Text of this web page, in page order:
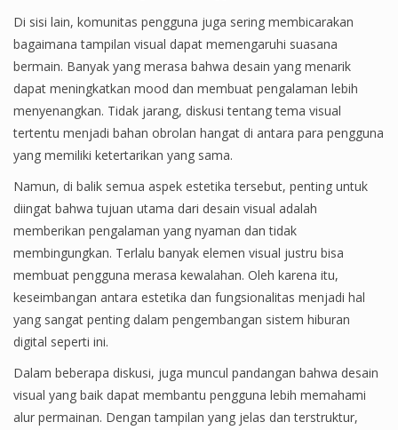
Di sisi lain, komunitas pengguna juga sering membicarakan
bagaimana tampilan visual dapat memengaruhi suasana
bermain. Banyak yang merasa bahwa desain yang menarik
dapat meningkatkan mood dan membuat pengalaman lebih
menyenangkan. Tidak jarang, diskusi tentang tema visual
tertentu menjadi bahan obrolan hangat di antara para pengguna
yang memiliki ketertarikan yang sama.
Namun, di balik semua aspek estetika tersebut, penting untuk
diingat bahwa tujuan utama dari desain visual adalah
memberikan pengalaman yang nyaman dan tidak
membingungkan. Terlalu banyak elemen visual justru bisa
membuat pengguna merasa kewalahan. Oleh karena itu,
keseimbangan antara estetika dan fungsionalitas menjadi hal
yang sangat penting dalam pengembangan sistem hiburan
digital seperti ini.
Dalam beberapa diskusi, juga muncul pandangan bahwa desain
visual yang baik dapat membantu pengguna lebih memahami
alur permainan. Dengan tampilan yang jelas dan terstruktur,